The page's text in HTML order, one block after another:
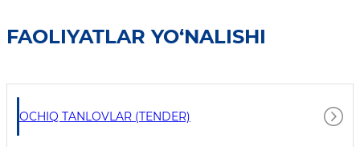
FAOLIYATLAR YO‘NALISHI
OCHIQ TANLOVLAR (TENDER)